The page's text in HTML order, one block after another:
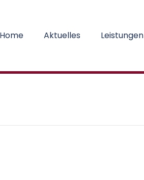
Home Aktuelles Leistungen